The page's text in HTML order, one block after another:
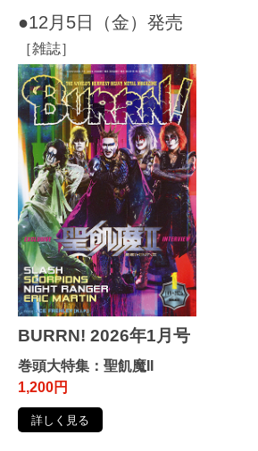
●12月5日（金）発売
［雑誌］
BURRN! 2026年1月号
巻頭大特集：聖飢魔II
1,200円
詳しく見る